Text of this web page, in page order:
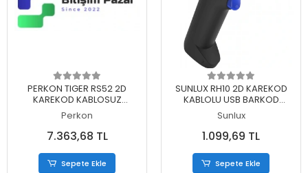
Sepete Ekle
PERKON TIGER RS52 2D
KAREKOD KABLOSUZ
BLUETOOTH BARKOD
OKUYUCU + CRADLE
Perkon
7.363,68 TL
Sepete Ekle
Sepete Ekle
SUNLUX RH10 2D KAREKOD
KABLOLU USB BARKOD
OKUYUCU
Sunlux
1.099,69 TL
Sepete Ekle